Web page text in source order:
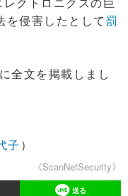
を侵害したとして罰
に全文を掲載しまし
子 ）
《ScanNetSecurity》
送る